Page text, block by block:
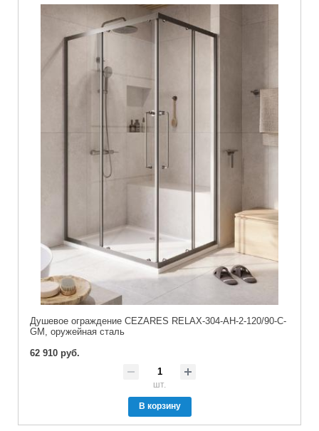
Душевое ограждение CEZARES RELAX-304-AH-2-120/90-C-
GM, оружейная сталь
62 910 руб.
шт.
В корзину